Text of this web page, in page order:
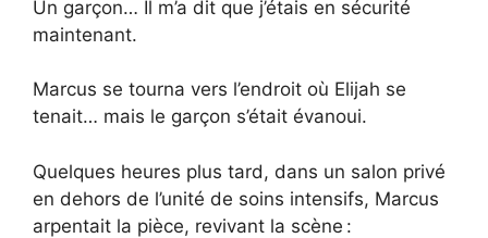
Un garçon… Il m’a dit que j’étais en sécurité
maintenant.
Marcus se tourna vers l’endroit où Elijah se
tenait… mais le garçon s’était évanoui.
Quelques heures plus tard, dans un salon privé
en dehors de l’unité de soins intensifs, Marcus
arpentait la pièce, revivant la scène :